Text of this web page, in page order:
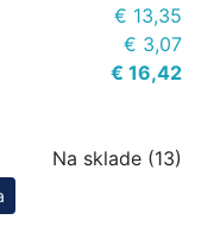
€ 13,35
€ 3,07
€ 16,42
Na sklade (13)